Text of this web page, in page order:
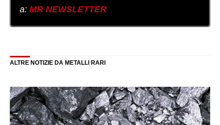
a: MR NEWSLETTER
ALTRE NOTIZIE DA METALLI RARI